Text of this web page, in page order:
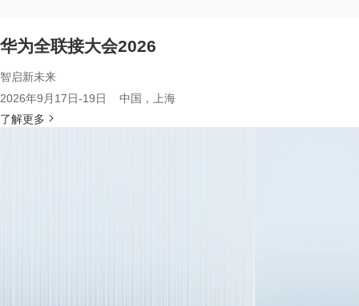
华为全联接大会2026
智启新未来
2026年9月17日-19日 中国，上海
了解更多